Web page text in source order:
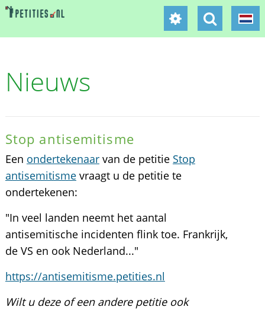
Nieuws
Stop antisemitisme
Een ondertekenaarvan de petitie Stop
antisemitismevraagt u de petitie te
ondertekenen:
"In veel landen neemt het aantal
antisemitische incidenten flink toe. Frankrijk,
de VS en ook Nederland..."
https://antisemitisme.petities.nl
Wilt u deze of een andere petitie ook